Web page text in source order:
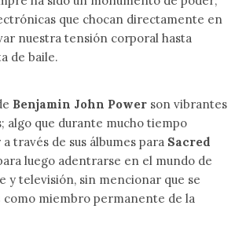
que chocan directamente en
nuestra tensión corporal hasta
de baile.
Benjamin John Power son vibrantes
algo que durante mucho tiempo
través de sus álbumes para Sacred
luego adentrarse en el mundo de
y televisión, sin mencionar que se
como miembro permanente de la